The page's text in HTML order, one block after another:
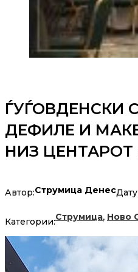
ЃУЃОВДЕНСКИ
ДЕФИЛЕ И
НИЗ
Автор:Струмица Денес
Категории:Струмица, Ново